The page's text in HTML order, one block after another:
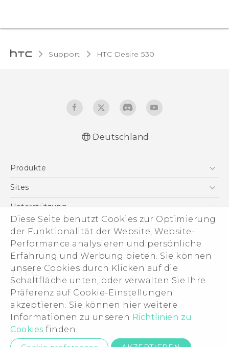
Diese Seite benutzt Cookies zur Optimierung
der Funktionalität der Website, Website-
Performance analysieren und persönliche
Erfahrung und Werbung bieten. Sie können
unsere Cookies durch Klicken auf die
Schaltfläche unten, oder verwalten Sie Ihre
Präferenz auf Cookie-Einstellungen
akzeptieren. Sie können hier weitere
Informationen zu unseren Richtlinien zu
Cookies finden.
Support HTC Desire 530‎
English - User manual
Deutschland
Produkte
Smartphones
VIVE
Zubehör
Sites
HTC Dev
HTC Vive
Unterstützung
Unterstützung
eCommerce Support
Über HTC
ESG
Impressum
Investor
Cookie Preferences
Offene Stellen
Security and Privacy Whitepaper
© 2011-2026 HTC Corporation
Legal Terms
Datenschutzkontakt:Global-Privacy@htc.com